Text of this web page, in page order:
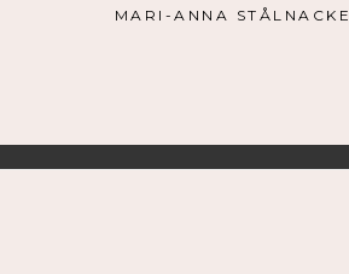
MARI-ANNA STÅLNACKE